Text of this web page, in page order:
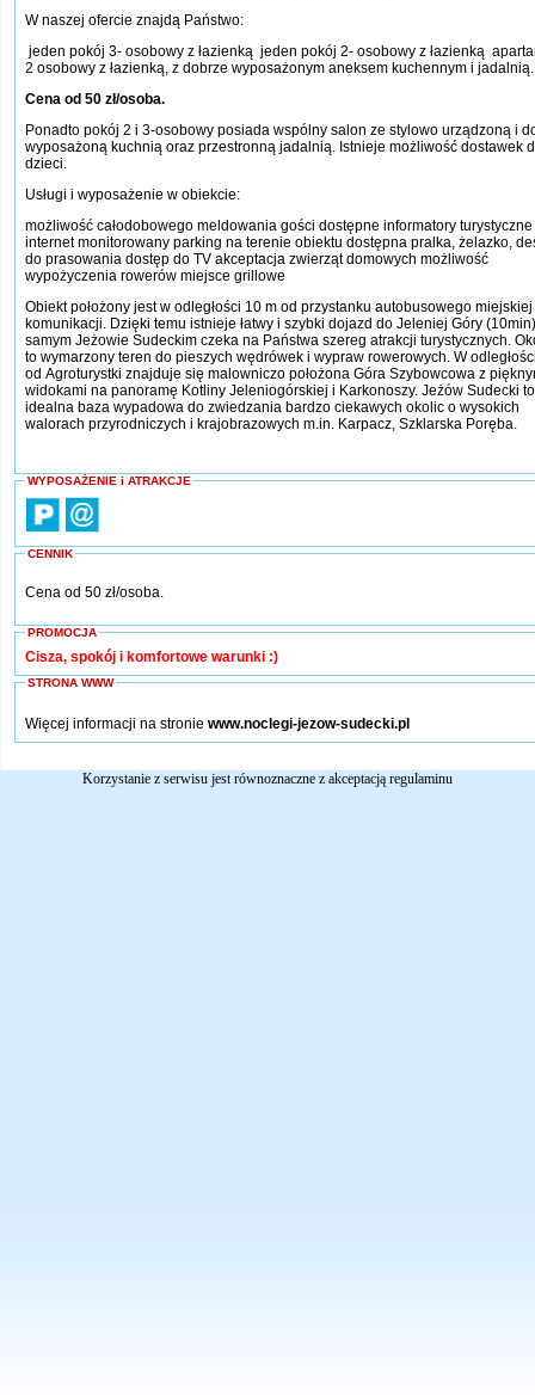
W naszej ofercie znajdą Państwo:
jeden pokój 3- osobowy z łazienką jeden pokój 2- osobowy z łazienką
2 osobowy z łazienką, z dobrze wyposażonym aneksem kuchennym i jadalnią.
Cena od 50 zł/osoba.
Ponadto pokój 2 i 3-osobowy posiada wspólny salon ze stylowo urządzoną i
wyposażoną kuchnią oraz przestronną jadalnią. Istnieje możliwość dostawek
dzieci.
Usługi i wyposażenie w obiekcie:
możliwość całodobowego meldowania gości dostępne informatory turystyczne
internet monitorowany parking na terenie obiektu dostępna pralka, żelazko,
do prasowania dostęp do TV akceptacja zwierząt domowych możliwość
wypożyczenia rowerów miejsce grillowe
Obiekt położony jest w odległości 10 m od przystanku autobusowego miejskiej
komunikacji. Dzięki temu istnieje łatwy i szybki dojazd do Jeleniej Góry
samym Jeżowie Sudeckim czeka na Państwa szereg atrakcji turystycznych.
to wymarzony teren do pieszych wędrówek i wypraw rowerowych. W
od Agroturystki znajduje się malowniczo położona Góra Szybowcowa z
widokami na panoramę Kotliny Jeleniogórskiej i Karkonoszy. Jeżów Sudecki to
idealna baza wypadowa do zwiedzania bardzo ciekawych okolic o wysokich
walorach przyrodniczych i krajobrazowych m.in. Karpacz, Szklarska Poręba.
WYPOSAŻENIE i ATRAKCJE
CENNIK
Cena od 50 zł/osoba.
PROMOCJA
Cisza, spokój i komfortowe warunki :)
STRONA WWW
Więcej informacji na stronie www.noclegi-jezow-sudecki.pl
Korzystanie z serwisu jest równoznaczne z akceptacją regulaminu